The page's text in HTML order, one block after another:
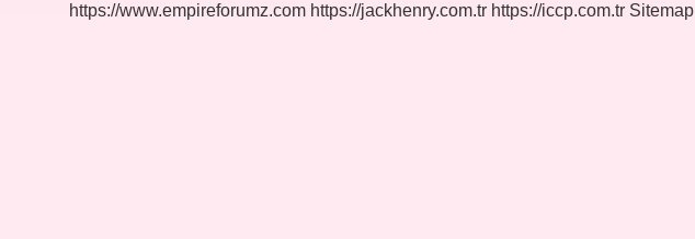
https://www.empireforumz.com https://jackhenry.com.tr https://iccp.com.tr Sitemap